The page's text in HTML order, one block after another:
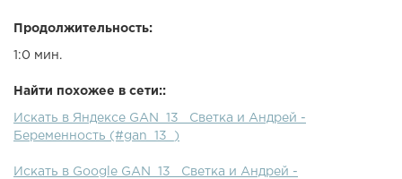
Продолжительность:
1:0 мин.
Найти похожее в сети::
Искать в Яндексе GAN_13_ Светка и Андрей -
Беременность (#gan_13_)
Искать в Google GAN_13_ Светка и Андрей -